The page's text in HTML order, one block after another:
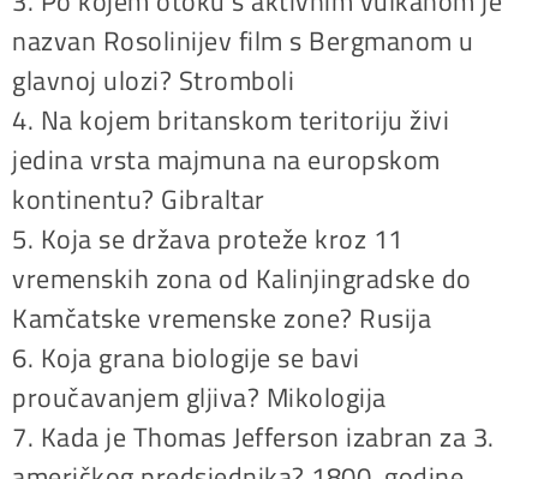
nazvan Rosolinijev film s Bergmanom u
glavnoj ulozi? Stromboli
4. Na kojem britanskom teritoriju živi
jedina vrsta majmuna na europskom
kontinentu? Gibraltar
5. Koja se država proteže kroz 11
vremenskih zona od Kalinjingradske do
Kamčatske vremenske zone? Rusija
6. Koja grana biologije se bavi
proučavanjem gljiva? Mikologija
7. Kada je Thomas Jefferson izabran za 3.